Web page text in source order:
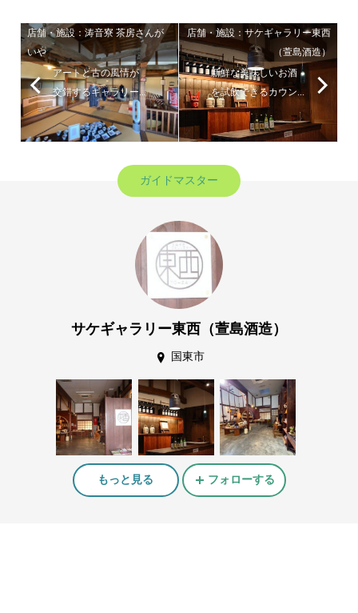
アートと古の風情が
交錯するギャラリー...
店舗・施設：涛音寮 茶房さんが
いや
新鮮な美味しいお酒
を試飲できるカウン...
店舗・施設：サケギャラリー東西
（萱島酒造）
ガイドマスター
サケギャラリー東西（萱島酒造）
国東市
もっと見る フォローする